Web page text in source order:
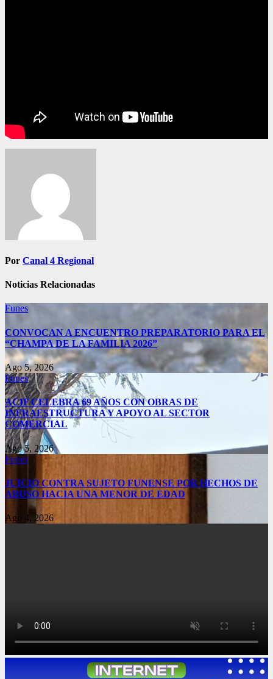
entradas
Por Canal 4 Regional
Noticias Relacionadas
Funes
CONVOCAN A ENCUENTRO PREPARATORIO PARA EL
“CHAMPA DE LA FAMILIA 2026”
Ago 5, 2026
Funes
ACIF CELEBRA 69 AÑOS CON OBRAS DE
INFRAESTRUCTURA Y APOYO AL SECTOR
COMERCIAL
Ago 5, 2026
Funes
JUICIO CONTRA SUJETO FUNENSE POR HECHOS DE
ABUSO HACIA UNA MENOR DE EDAD
Ago 4, 2026